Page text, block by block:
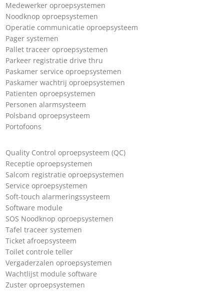
Medewerker oproepsystemen
Noodknop oproepsystemen
Operatie communicatie oproepsysteem
Pager systemen
Pallet traceer oproepsystemen
Parkeer registratie drive thru
Paskamer service oproepsystemen
Paskamer wachtrij oproepsystemen
Patienten oproepsystemen
Personen alarmsysteem
Polsband oproepsysteem
Portofoons
Quality Control oproepsysteem (QC)
Receptie oproepsystemen
Salcom registratie oproepsystemen
Service oproepsystemen
Soft-touch alarmeringssysteem
Software module
SOS Noodknop oproepsystemen
Tafel traceer systemen
Ticket afroepsysteem
Toilet controle teller
Vergaderzalen oproepsystemen
Wachtlijst module software
Zuster oproepsystemen